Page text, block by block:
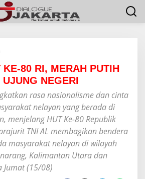
M
B
U
T
H
U
T
K
E
8
0
KE-80 RI, MERAH PUTIH
NEGERI
rasa nasionalisme dan cinta
nelayan yang berada di
menjelang HUT Ke-80 Republik
TNI AL membagikan bendera
masyarakat nelayan di wilayah
Kalimantan Utara dan
Jumat (15/08)